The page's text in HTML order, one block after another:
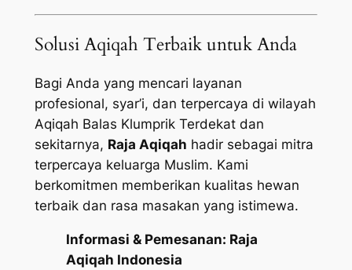
Solusi Aqiqah Terbaik untuk Anda
Bagi Anda yang mencari layanan
profesional, syar’i, dan terpercaya di wilayah
Aqiqah Balas Klumprik Terdekat dan
sekitarnya, Raja Aqiqah hadir sebagai mitra
terpercaya keluarga Muslim. Kami
berkomitmen memberikan kualitas hewan
terbaik dan rasa masakan yang istimewa.
Informasi & Pemesanan: Raja
Aqiqah Indonesia